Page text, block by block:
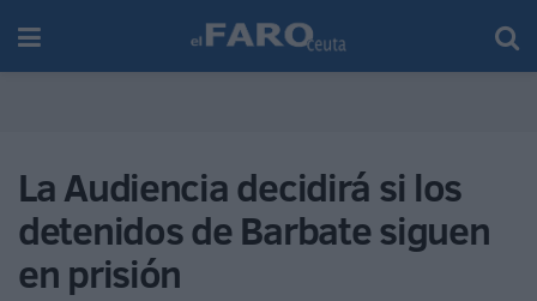
La Audiencia decidirá si los
detenidos de Barbate siguen
en prisión